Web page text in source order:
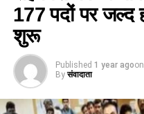
177 पदों पर जल्द
शुरू
Published 1 year agoon
By संवादाता